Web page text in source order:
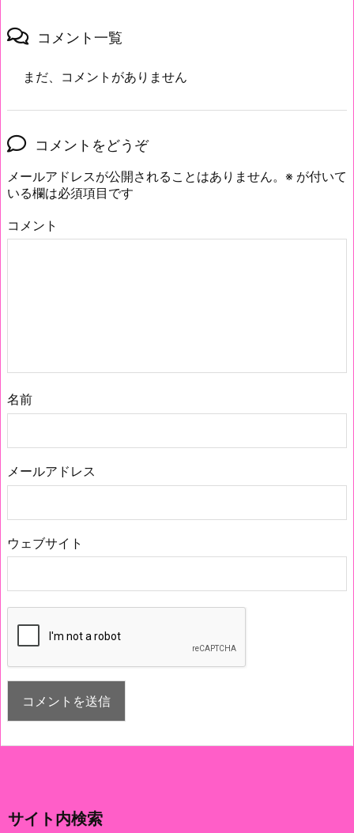
コメント一覧
まだ、コメントがありません
コメントをどうぞ
メールアドレスが公開されることはありません。 ※ が付いて
いる欄は必須項目です
コメント
名前
メールアドレス
ウェブサイト
サイト内検索